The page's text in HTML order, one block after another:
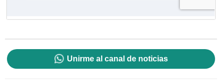
Unirme al canal de noticias